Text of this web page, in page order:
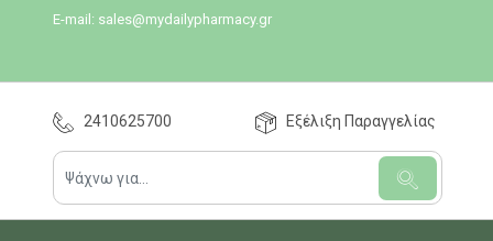
E-mail: sales@mydailypharmacy.gr
2410625700 Εξέλιξη Παραγγελίας